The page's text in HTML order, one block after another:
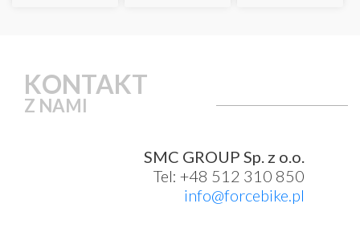
KONTAKT
Z NAMI
SMC GROUP Sp. z o.o.
Tel: +48 512 310 850
info@forcebike.pl